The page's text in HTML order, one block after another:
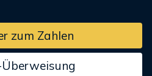
zum Zahlen